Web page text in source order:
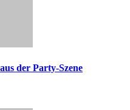
der Party-Szene